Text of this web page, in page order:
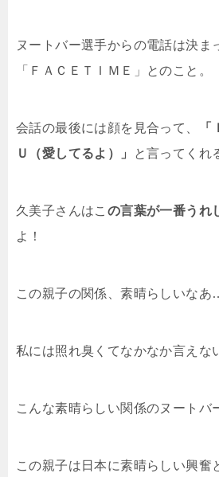
ヌートバー選手からの電話は決ま
「ＦＡＣＥＴＩＭＥ」とのこと。
会話の最後には顔を見合って、
Ｕ（愛してるよ）」
と言ってくれ
久美子さんはこ の言葉が一番うれ
よ！
この親子の関係、素晴らしいなあ
私には照れ臭くてなかなか言えな
こんな素晴らしい関係のヌートバ
この親子は日本に素晴らしい興奮